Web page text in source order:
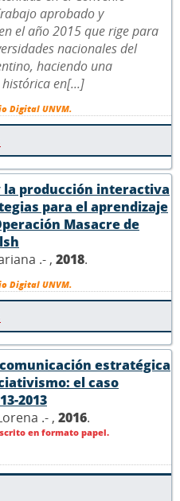
aprobado y
el año 2015 que rige para
nacionales del
haciendo una
en[...]
Digital UNVM.
la producción interactiva
para el aprendizaje
Masacre de
.- , 2018.
Digital UNVM.
estratégica
el caso
2013
.- , 2016.
en formato papel.